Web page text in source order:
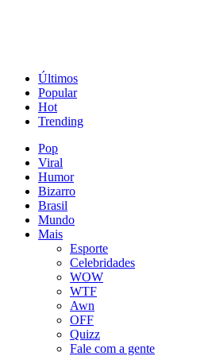
Últimos
Popular
Hot
Trending
Pop
Viral
Humor
Bizarro
Brasil
Mundo
Mais
Esporte
Celebridades
WOW
WTF
Awn
OFF
Quizz
Fale com a gente